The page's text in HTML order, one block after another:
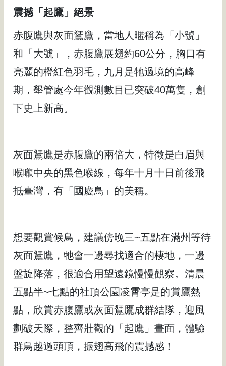
震撼「起鷹」絕景
赤腹鷹與灰面鵟鷹，當地人暱稱為「小號」
和「大號」，赤腹鷹展翅約60公分，胸口有
亮麗的橙紅色羽毛，九月是牠過境的高峰
期，墾管處今年觀測數目已突破40萬隻，創
下史上新高。
灰面鵟鷹是赤腹鷹的兩倍大，特徵是白眉與
喉嚨中央的黑色喉線，每年十月十日前後飛
抵臺灣，有「國慶鳥」的美稱。
想要觀賞候鳥，建議傍晚三~五點在滿州等待
灰面鵟鷹，牠會一邊尋找適合的棲地，一邊
盤旋降落，很適合用望遠鏡慢慢觀察。清晨
五點半~七點的社頂公園凌霄亭是的賞鷹熱
點，欣賞赤腹鷹或灰面鵟鷹成群結隊，迎風
劃破天際，整齊壯觀的「起鷹」畫面，體驗
群鳥越過頭頂，振翅高飛的震撼感！